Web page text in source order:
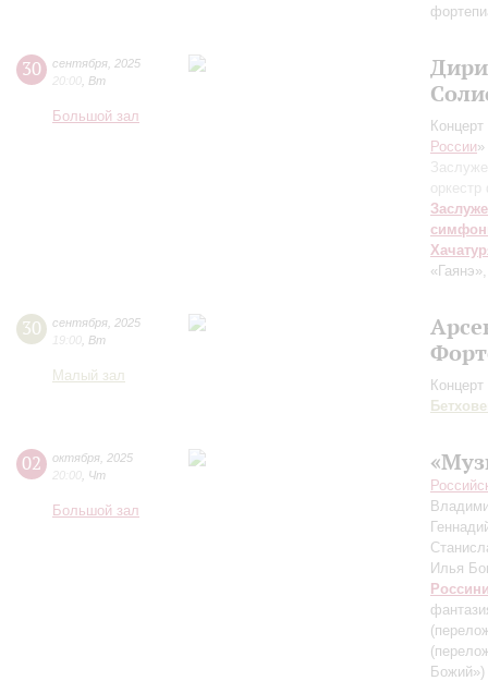
30 сентября 2025
20:00 Вт
Большой зал
России»
30 сентября 2025
19:00 Вт
Малый зал
02 октября 2025
20:00 Чт
Большой зал
Илья
Божий»)